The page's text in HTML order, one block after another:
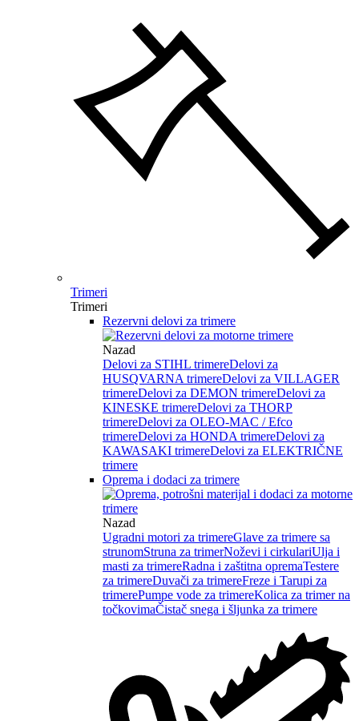
Trimeri
Trimeri
Rezervni delovi za trimere
Nazad
Delovi za STIHL trimereDelovi za
HUSQVARNA trimereDelovi za VILLAGER
trimereDelovi za DEMON trimereDelovi za
KINESKE trimereDelovi za THORP
trimereDelovi za OLEO-MAC / Efco
trimereDelovi za HONDA trimereDelovi za
KAWASAKI trimereDelovi za ELEKTRIČNE
trimere
Oprema i dodaci za trimere
Nazad
Ugradni motori za trimereGlave za trimere sa
strunomStruna za trimerNoževi i cirkulariUlja i
masti za trimereRadna i zaštitna opremaTestere
za trimereDuvači za trimereFreze i Tarupi za
trimerePumpe vode za trimereKolica za trimer na
točkovimaČistač snega i šljunka za trimere